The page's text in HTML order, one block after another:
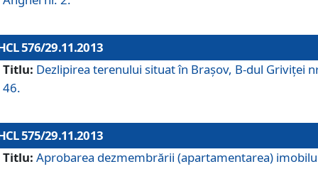
576/29.11.2013
Titlu: Dezlipirea terenului situat în Braşov, B-dul Griviţei
46.
575/29.11.2013
Titlu: Aprobarea dezmembrării (apartamentarea)